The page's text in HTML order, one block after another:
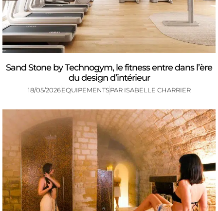
Sand Stone by Technogym, le fitness entre dans l’ère
du design d’intérieur
18/05/2026EQUIPEMENTSPAR ISABELLE CHARRIER